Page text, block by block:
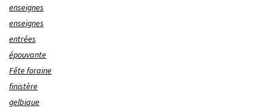
enseignes
enseignes
entrées
épouvante
Fête foraine
finistère
gelbique